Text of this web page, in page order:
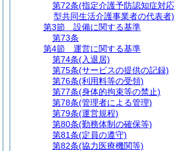
第72条(指定介護予防認知症対応
型共同生活介護事業者の代表者)
第3節
設備に関する基準
第73条
第4節
運営に関する基準
第74条(入退居)
第75条(サービスの提供の記録)
第76条(利用料等の受領)
第77条(身体的拘束等の禁止)
第78条(管理者による管理)
第79条(運営規程)
第80条(勤務体制の確保等)
第81条(定員の遵守)
第82条(協力医療機関等)